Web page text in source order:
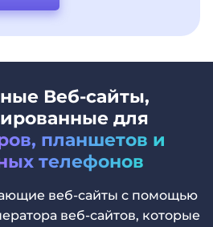
Веб-сайты,
для
планшетов и
телефонов
веб-сайты с помощью
веб-сайтов, которые